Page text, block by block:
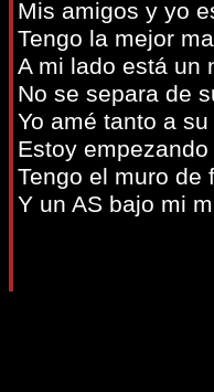
Mis amigos y yo
Tengo la mejor
A mi lado está un
No se separa de
Yo amé tanto a
Estoy
Tengo el muro de
Y un AS bajo mi